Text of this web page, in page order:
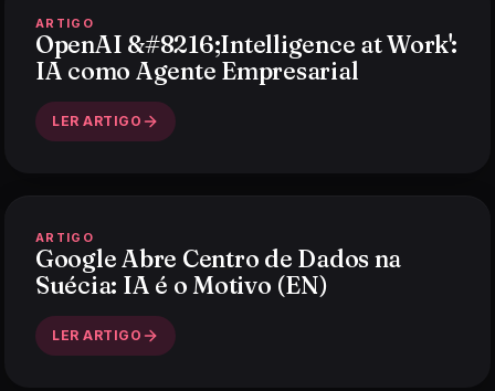
ARTIGO
OpenAI &#8216;Intelligence at Work':
IA como Agente Empresarial
LER ARTIGO
ARTIGO
Google Abre Centro de Dados na
Suécia: IA é o Motivo (EN)
LER ARTIGO